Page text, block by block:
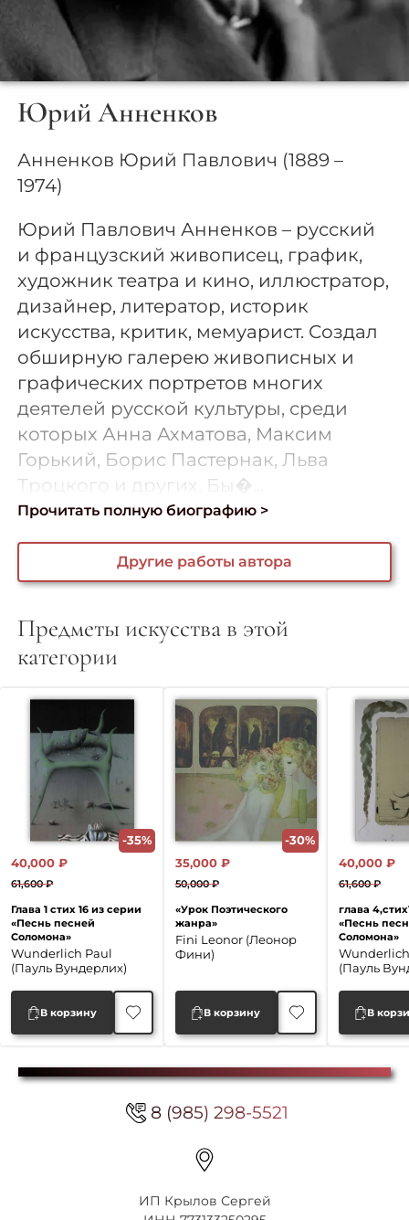
Юрий Анненков
Анненков Юрий Павлович (1889 –
1974)
Юрий Павлович Анненков – русский
и французский живописец, график,
художник театра и кино, иллюстратор,
дизайнер, литератор, историк
искусства, критик, мемуарист. Создал
обширную галерею живописных и
графических портретов многих
деятелей русской культуры, среди
которых Анна Ахматова, Максим
Горький, Борис Пастернак, Льва
Троцкого и других. Бы�...
Прочитать полную биографию >
Другие работы автора
Предметы искусства в этой
категории
-35%
Глава 1 стих 16 из серии
«Песнь песней
Соломона»
Wunderlich Paul
(Пауль Вундерлих)
61,600₽
цена
составляла
61,600 ₽.
40,000₽
цена:
40,000 ₽.
В корзину
-30%
«Урок Поэтического
жанра»
Fini Leonor (Леонор
Фини)
50,000₽
цена
составляла
50,000 ₽.
35,000 ₽
цена:
35,000 ₽.
В корзину
глава
«Песнь
Соломона»
(Пауль
61,600₽
цена
61,600
40,000 ₽
цена:
В
8 (985) 298-5521
ИП Крылов Сергей